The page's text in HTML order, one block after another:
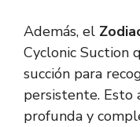
Además, el
Cyclonic Suction
succión para
persistente. Esto
profunda y